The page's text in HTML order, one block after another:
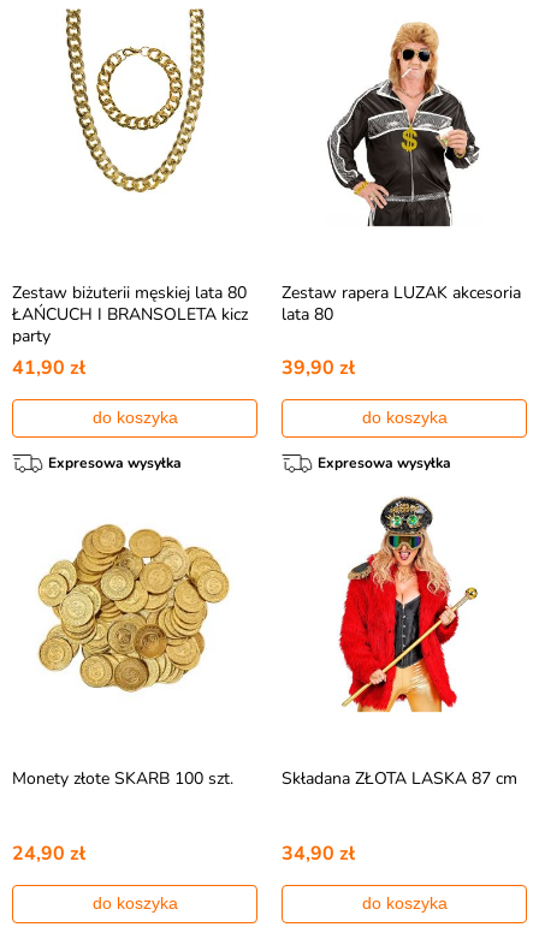
Zestaw biżuterii męskiej lata 80
ŁAŃCUCH I BRANSOLETA kicz
party
41,90 zł
do koszyka
Expresowa wysyłka
Zestaw rapera LUZAK akcesoria
lata 80
39,90 zł
do koszyka
Expresowa wysyłka
Monety złote SKARB 100 szt.
24,90 zł
do koszyka
Składana ZŁOTA LASKA 87 cm
34,90 zł
do koszyka